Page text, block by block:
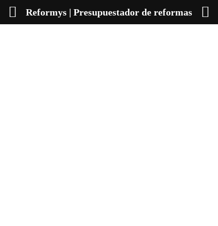
Reformys | Presupuestador de reformas